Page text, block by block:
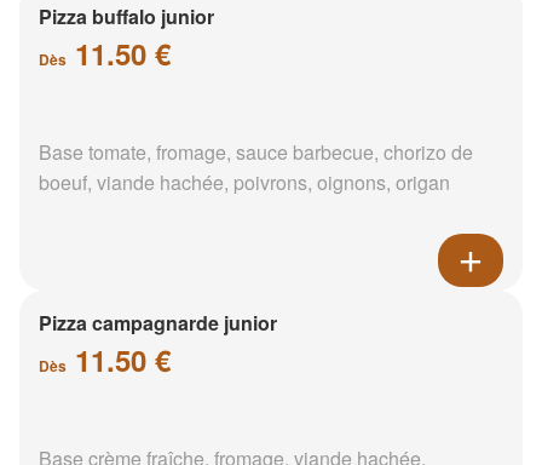
Pizza buffalo junior
Dès 11.50 €
Base tomate, fromage, sauce barbecue, chorizo de
boeuf, viande hachée, poivrons, oignons, origan
Pizza campagnarde junior
Dès 11.50 €
Base crème fraîche, fromage, viande hachée,